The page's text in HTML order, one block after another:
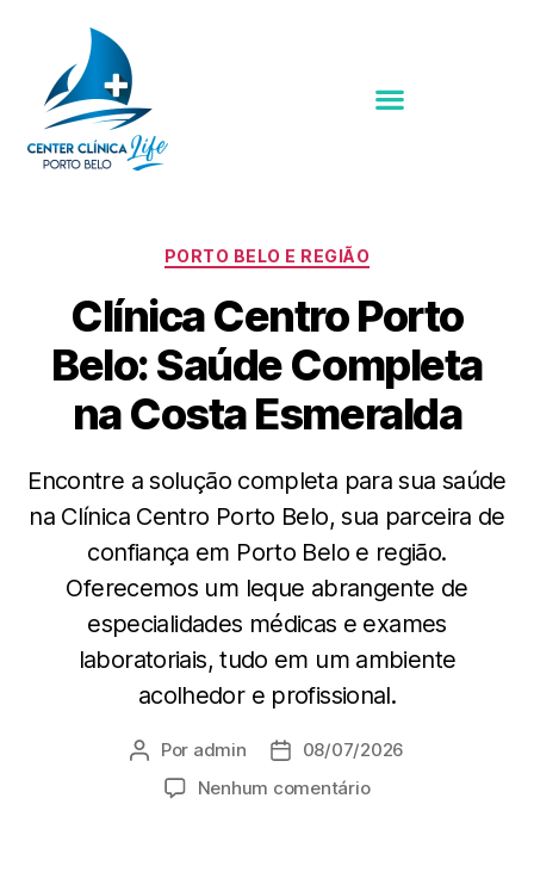
PORTO BELO E REGIÃO
Clínica Centro Porto
Belo: Saúde Completa
na Costa Esmeralda
Encontre a solução completa para sua saúde
na Clínica Centro Porto Belo, sua parceira de
confiança em Porto Belo e região.
Oferecemos um leque abrangente de
especialidades médicas e exames
laboratoriais, tudo em um ambiente
acolhedor e profissional.
Por admin
08/07/2026
Nenhum comentário